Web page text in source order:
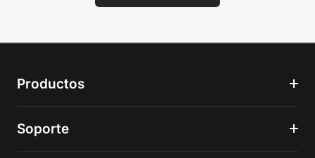
Productos
Soporte